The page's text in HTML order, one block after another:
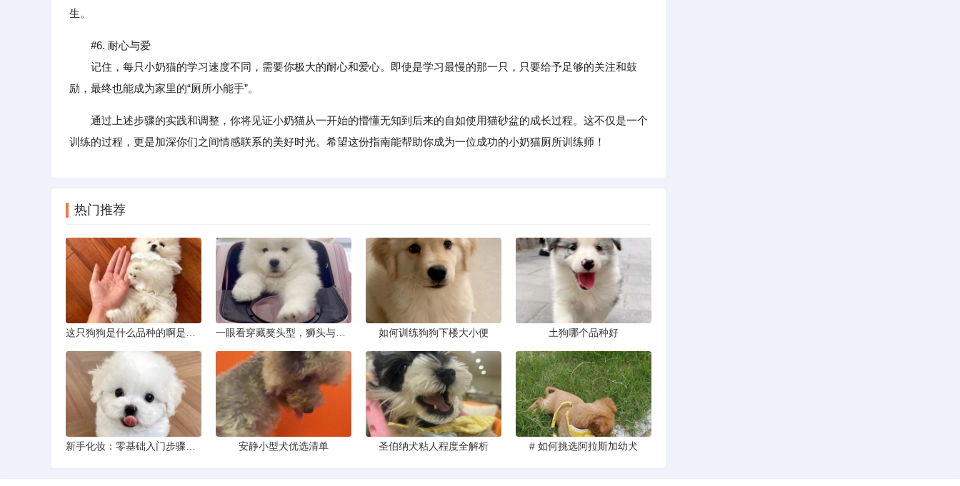
生。
#6. 耐心与爱
记住，每只小奶猫的学习速度不同，需要你极大的耐心和爱心。即使是学习最慢的那一只，只要给予足够的关注和鼓
励，最终也能成为家里的“厕所小能手”。
通过上述步骤的实践和调整，你将见证小奶猫从一开始的懵懂无知到后来的自如使用猫砂盆的成长过程。这不仅是一个
训练的过程，更是加深你们之间情感联系的美好时光。希望这份指南能帮助你成为一位成功的小奶猫厕所训练师！
热门推荐
如何训练狗狗下楼大小便 土狗哪个品种好
安静小型犬优选清单 圣伯纳犬粘人程度全解析 # 如何挑选阿拉斯加幼犬